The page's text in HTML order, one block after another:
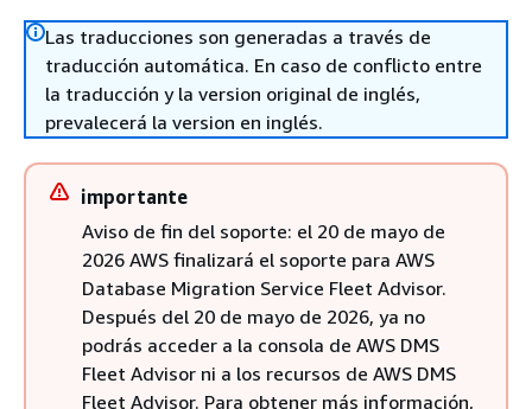
Las traducciones son generadas a través de
traducción automática. En caso de conflicto entre
la traducción y la version original de inglés,
prevalecerá la version en inglés.
importante
Aviso de fin del soporte: el 20 de mayo de
2026 AWS finalizará el soporte para AWS
Database Migration Service Fleet Advisor.
Después del 20 de mayo de 2026, ya no
podrás acceder a la consola de AWS DMS
Fleet Advisor ni a los recursos de AWS DMS
Fleet Advisor. Para obtener más información,